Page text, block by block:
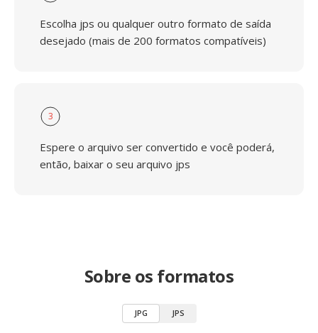
Escolha jps ou qualquer outro formato de saída
desejado (mais de 200 formatos compatíveis)
3
Espere o arquivo ser convertido e você poderá,
então, baixar o seu arquivo jps
Sobre os formatos
JPG JPS